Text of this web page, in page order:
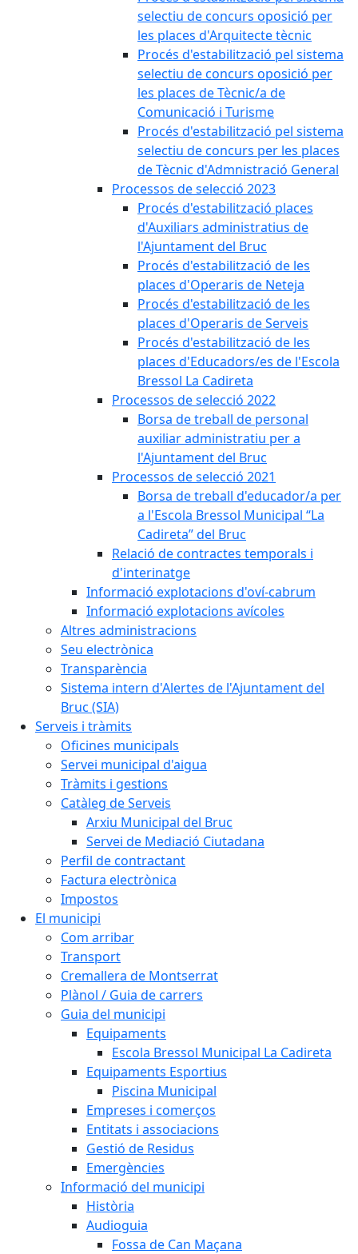
selectiu de concurs oposició per
les places d'Arquitecte tècnic
Procés d'estabilització pel sistema
selectiu de concurs oposició per
les places de Tècnic/a de
Comunicació i Turisme
Procés d'estabilització pel sistema
selectiu de concurs per les places
de Tècnic d'Admnistració General
Processos de selecció 2023
Procés d'estabilització places
d'Auxiliars administratius de
l'Ajuntament del Bruc
Procés d'estabilització de les
places d'Operaris de Neteja
Procés d'estabilització de les
places d'Operaris de Serveis
Procés d'estabilització de les
places d'Educadors/es de l'Escola
Bressol La Cadireta
Processos de selecció 2022
Borsa de treball de personal
auxiliar administratiu per a
l'Ajuntament del Bruc
Processos de selecció 2021
Borsa de treball d'educador/a per
a l'Escola Bressol Municipal “La
Cadireta” del Bruc
Relació de contractes temporals i
d'interinatge
Informació explotacions d'oví-cabrum
Informació explotacions avícoles
Altres administracions
Seu electrònica
Transparència
Sistema intern d'Alertes de l'Ajuntament del
Bruc (SIA)
Serveis i tràmits
Oficines municipals
Servei municipal d'aigua
Tràmits i gestions
Catàleg de Serveis
Arxiu Municipal del Bruc
Servei de Mediació Ciutadana
Perfil de contractant
Factura electrònica
Impostos
El municipi
Com arribar
Transport
Cremallera de Montserrat
Plànol / Guia de carrers
Guia del municipi
Equipaments
Escola Bressol Municipal La Cadireta
Equipaments Esportius
Piscina Municipal
Empreses i comerços
Entitats i associacions
Gestió de Residus
Emergències
Informació del municipi
Història
Audioguia
Fossa de Can Maçana